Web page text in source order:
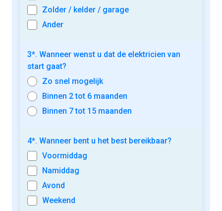
Zolder / kelder / garage
Ander
3*. Wanneer wenst u dat de elektricien van
start gaat?
Zo snel mogelijk
Binnen 2 tot 6 maanden
Binnen 7 tot 15 maanden
4*. Wanneer bent u het best bereikbaar?
Voormiddag
Namiddag
Avond
Weekend